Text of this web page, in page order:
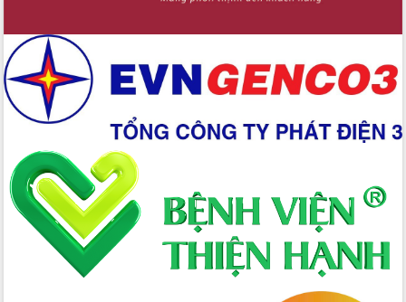
Chuyển đổi số 'mở đường' cho nông
Triển khai đồng bộ đo đạc, lập hồ sơ
địa chính, hoàn thiện cơ sở dữ liệu đất
đai
Ứng dụng sinh trắc học - Bước tiến
trong hành trình chuyển đổi số tại Đắk
Đắk Lắk nâng cao hiệu quả công tác
Đảng từ Sổ tay đảng viên điện tử
Đắk Lắk đẩy mạnh nuôi biển công
nghệ, hướng tới phát triển thủy sản
bền vững
Tập huấn nâng cao năng lực triển khai
chuyển đổi số cho cán bộ, công chức